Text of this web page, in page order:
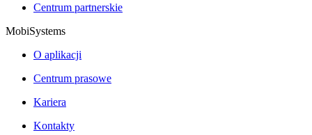
Centrum partnerskie
MobiSystems
O aplikacji
Centrum prasowe
Kariera
Kontakty